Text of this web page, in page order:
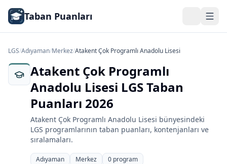
Taban Puanları
LGS/Adıyaman/Merkez/Atakent Çok Programlı Anadolu Lisesi
Atakent Çok Programlı
Anadolu Lisesi LGS Taban
Puanları 2026
Atakent Çok Programlı Anadolu Lisesi bünyesindeki
LGS programlarının taban puanları, kontenjanları ve
sıralamaları.
Adıyaman Merkez 0 program